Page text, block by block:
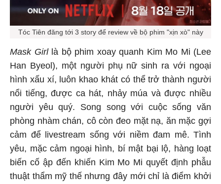
Tóc Tiên đăng tới 3 story để review về bộ phim "xịn xò" này
Mask Girl là bộ phim xoay quanh Kim Mo Mi (Lee
Han Byeol), một người phụ nữ sinh ra với ngoại
hình xấu xí, luôn khao khát có thể trở thành người
nổi tiếng, được ca hát, nhảy múa và được nhiều
người yêu quý. Song song với cuộc sống văn
phòng nhàm chán, cô còn đeo mặt nạ, ăn mặc gợi
cảm để livestream sống với niềm đam mê. Tình
yêu, mặc cảm ngoại hình, bí mật bại lộ, hàng loạt
biến cố ập đến khiến Kim Mo Mi quyết định phẫu
thuật thẩm mỹ thế nhưng đây mới chỉ là điểm khởi